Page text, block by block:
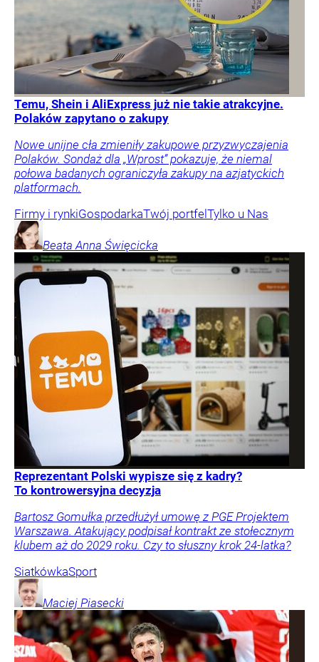
Temu, Shein i AliExpress już nie takie atrakcyjne.
Polaków zapytano o zakupy
Nowe unijne cła zmieniły zakupowe przyzwyczajenia
Polaków. Sondaż dla „Wprost” pokazuje, że niemal
połowa badanych ograniczyła zakupy na azjatyckich
platformach.
Firmy i rynkiGospodarkaTwój portfelTylko u Nas
Beata Anna Święcicka
Reprezentant Polski wypisze się z kadry?
To kontrowersyjna decyzja
Bartosz Gomułka przedłużył umowę z PGE Projektem
Warszawa. Atakujący podpisał kontrakt ze stołecznym
klubem aż do 2029 roku. Czy to słuszny krok 24-latka?
SiatkówkaSport
Maciej Piasecki